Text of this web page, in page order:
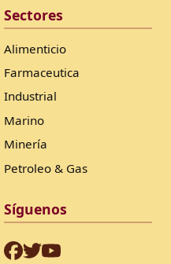
Sectores
Alimenticio
Farmaceutica
Industrial
Marino
Minería
Petroleo & Gas
Síguenos